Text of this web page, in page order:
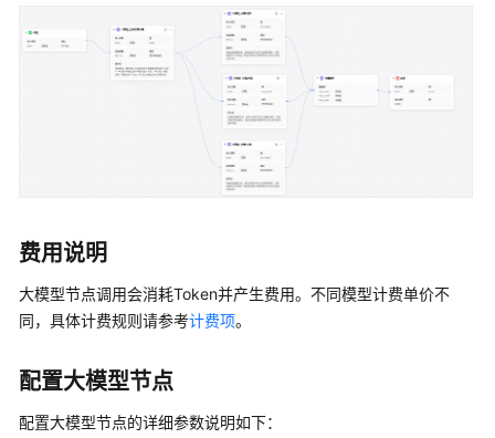
低
码
应
开
流
费用说明
大模型节点调用会消耗Token并产生费用。不同模型计费单价不
同，具体计费规则请参考计费项。
配置大模型节点
配置大模型节点的详细参数说明如下：